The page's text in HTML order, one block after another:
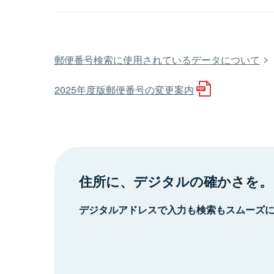
郵便番号検索に使用されているデータについて
2025年度版郵便番号の変更案内
住所に、デジタルの確かさを。
デジタルアドレスで入力も検索もスムーズ